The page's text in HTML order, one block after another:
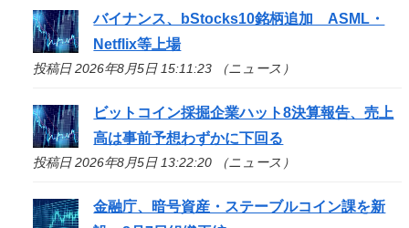
バイナンス、bStocks10銘柄追加 ASML・
Netflix等上場
投稿日 2026年8月5日 15:11:23 （ニュース）
ビットコイン採掘企業ハット8決算報告、売上
高は事前予想わずかに下回る
投稿日 2026年8月5日 13:22:20 （ニュース）
金融庁、暗号資産・ステーブルコイン課を新